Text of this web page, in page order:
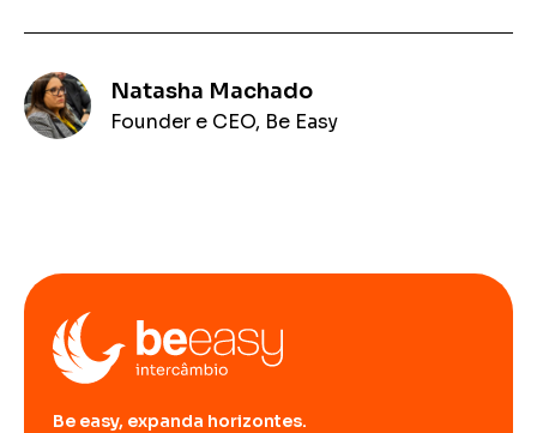
Natasha Machado
Founder e CEO, Be Easy
Be easy, expanda horizontes.